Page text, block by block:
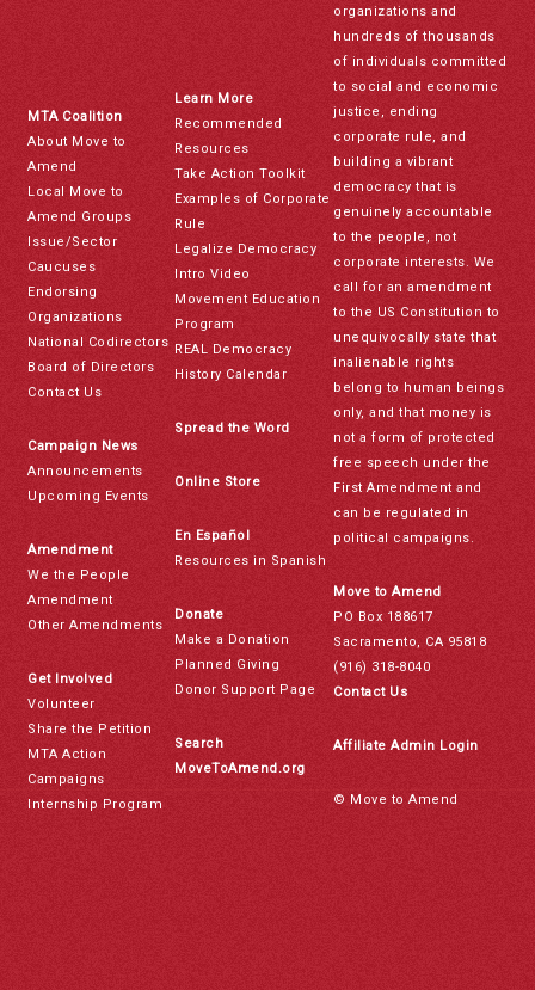
MTA Coalition
About Move to
Amend
Local Move to
Amend Groups
Issue/Sector
Caucuses
Endorsing
Organizations
National Codirectors
Board of Directors
Contact Us
Campaign News
Announcements
Upcoming Events
Amendment
We the People
Amendment
Other Amendments
Get Involved
Volunteer
Share the Petition
MTA Action
Campaigns
Internship Program
Learn More
Recommended
Resources
Take Action Toolkit
Examples of Corporate
Rule
Legalize Democracy
Intro Video
Movement Education
Program
REAL Democracy
History Calendar
Spread the Word
Online Store
En Español
Resources in Spanish
Donate
Make a Donation
Planned Giving
Donor Support Page
Search
MoveToAmend.org
organizations and
hundreds of thousands
of individuals committed
to social and economic
justice, ending
corporate rule, and
building a vibrant
democracy that is
genuinely accountable
to the people, not
corporate interests. We
call for an amendment
to the US Constitution to
unequivocally state that
inalienable rights
belong to human beings
only, and that money is
not a form of protected
free speech under the
First Amendment and
can be regulated in
political campaigns.
Move to Amend
PO Box 188617
Sacramento, CA 95818
(916) 318-8040
Contact Us
Affiliate Admin Login
© Move to Amend